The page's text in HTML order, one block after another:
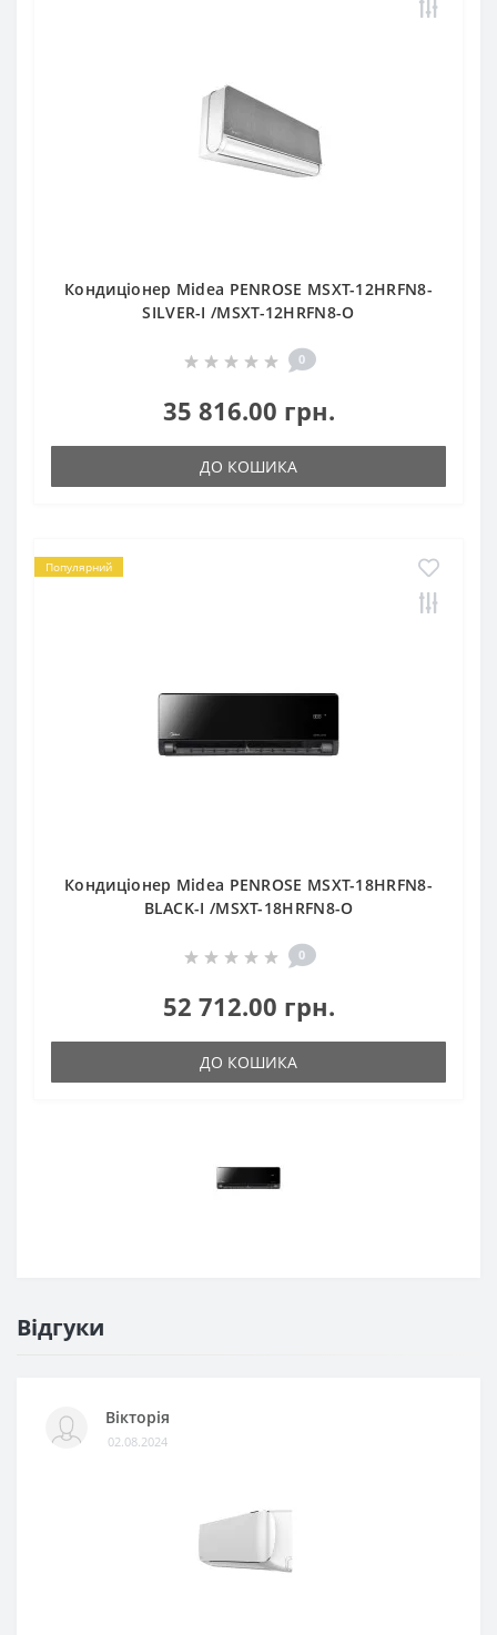
Кондиціонер Midea PENROSE MSXT-12HRFN8-
SILVER-I /MSXT-12HRFN8-O
0
35 816.00 грн.
ДО КОШИКА
Популярний
Кондиціонер Midea PENROSE MSXT-18HRFN8-
BLACK-I /MSXT-18HRFN8-O
0
52 712.00 грн.
ДО КОШИКА
Відгуки
Вікторія
02.08.2024